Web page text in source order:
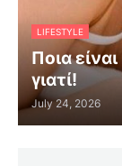
LIFESTYLE
Ποια
γιατί!
July 24, 2026